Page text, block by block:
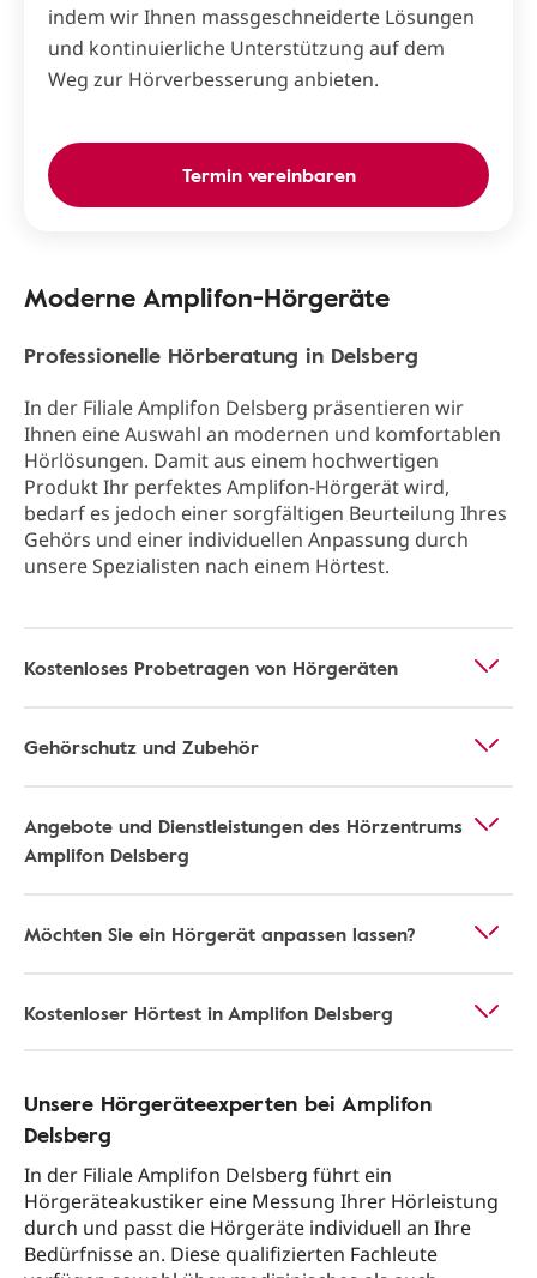
indem wir Ihnen massgeschneiderte Lösungen
und kontinuierliche Unterstützung auf dem
Weg zur Hörverbesserung anbieten.
Termin vereinbaren
Moderne Amplifon-Hörgeräte
Professionelle Hörberatung in Delsberg
In der Filiale Amplifon Delsberg präsentieren wir
Ihnen eine Auswahl an modernen und komfortablen
Hörlösungen. Damit aus einem hochwertigen
Produkt Ihr perfektes Amplifon-Hörgerät wird,
bedarf es jedoch einer sorgfältigen Beurteilung Ihres
Gehörs und einer individuellen Anpassung durch
unsere Spezialisten nach einem Hörtest.
Kostenloses Probetragen von Hörgeräten
Gehörschutz und Zubehör
Angebote und Dienstleistungen des Hörzentrums
Amplifon Delsberg
Möchten Sie ein Hörgerät anpassen lassen?
Kostenloser Hörtest in Amplifon Delsberg
Unsere Hörgeräteexperten bei Amplifon
Delsberg
In der Filiale Amplifon Delsberg führt ein
Hörgeräteakustiker eine Messung Ihrer Hörleistung
durch und passt die Hörgeräte individuell an Ihre
Bedürfnisse an. Diese qualifizierten Fachleute